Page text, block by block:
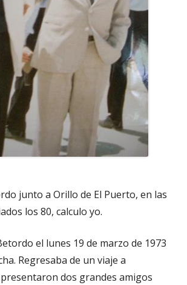
junto a Orillo de El Puerto, en las
los 80, calculo yo.
el lunes 19 de marzo de 1973
Regresaba de un viaje a
dos grandes amigos